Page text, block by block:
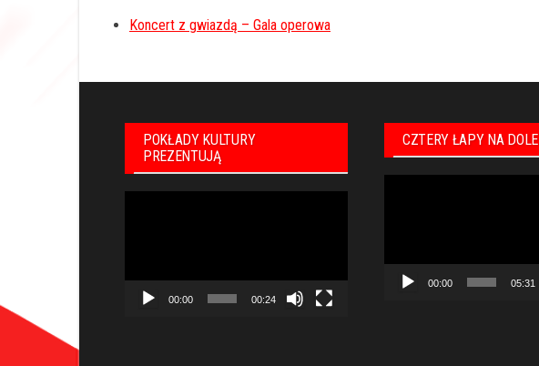
Koncert z gwiazdą – Gala operowa
POKŁADY KULTURY
PREZENTUJĄ
00:00 00:24
CZTERY ŁAPY NA DOLE
00:00 05:31